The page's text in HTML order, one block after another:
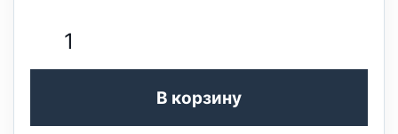
В корзину